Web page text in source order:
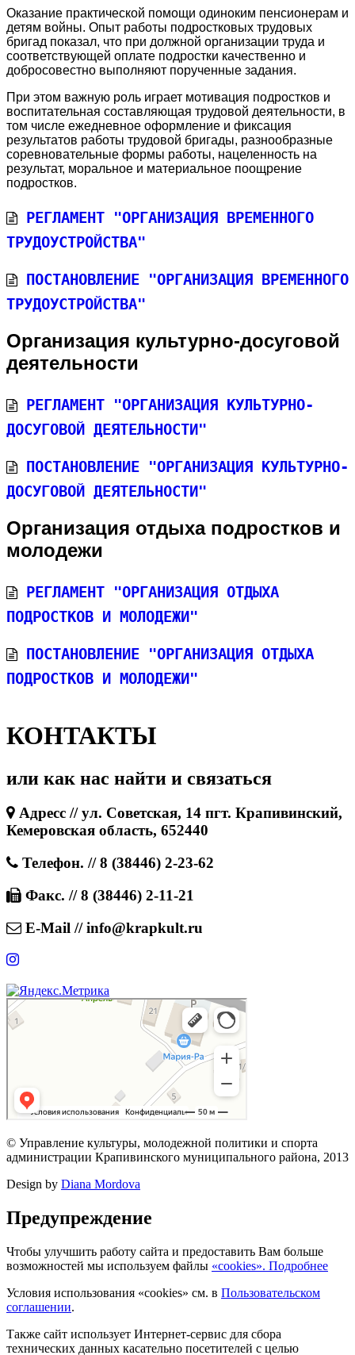
Оказание практической помощи одиноким пенсионерам и
детям войны. Опыт работы подростковых трудовых
бригад показал, что при должной организации труда и
соответствующей оплате подростки качественно и
добросовестно выполняют порученные задания.
При этом важную роль играет мотивация подростков и
воспитательная составляющая трудовой деятельности, в
том числе ежедневное оформление и фиксация
результатов работы трудовой бригады, разнообразные
соревновательные формы работы, нацеленность на
результат, моральное и материальное поощрение
подростков.
Регламент "Организация временного
трудоустройства"
Постановление "Организация временного
трудоустройства"
Организация культурно-досуговой
деятельности
Регламент "Организация культурно-
досуговой деятельности"
Постановление "Организация культурно-
досуговой деятельности"
Организация отдыха подростков и
молодежи
Регламент "Организация отдыха
подростков и молодежи"
Постановление "Организация отдыха
подростков и молодежи"
КОНТАКТЫ
или как нас найти и связаться
Адресс // ул. Советская, 14 пгт. Крапивинский,
Кемеровская область, 652440
Телефон. // 8 (38446) 2-23-62
Факс. // 8 (38446) 2-11-21
E-Mail // info@krapkult.ru
© Управление культуры, молодежной политики и спорта
администрации Крапивинского муниципального района, 2013
Design by Diana Mordova
Предупреждение
Чтобы улучшить работу сайта и предоставить Вам больше
возможностей мы используем файлы «cookies». Подробнее
Условия использования «cookies» см. в Пользовательском
соглашении.
Также сайт использует Интернет-сервис для сбора
технических данных касательно посетителей с целью